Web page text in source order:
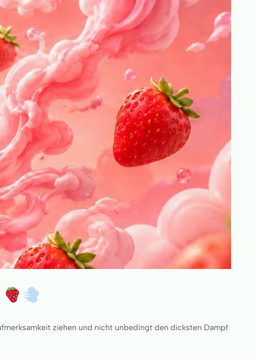
ziehen und nicht unbedingt den dicksten Dampf